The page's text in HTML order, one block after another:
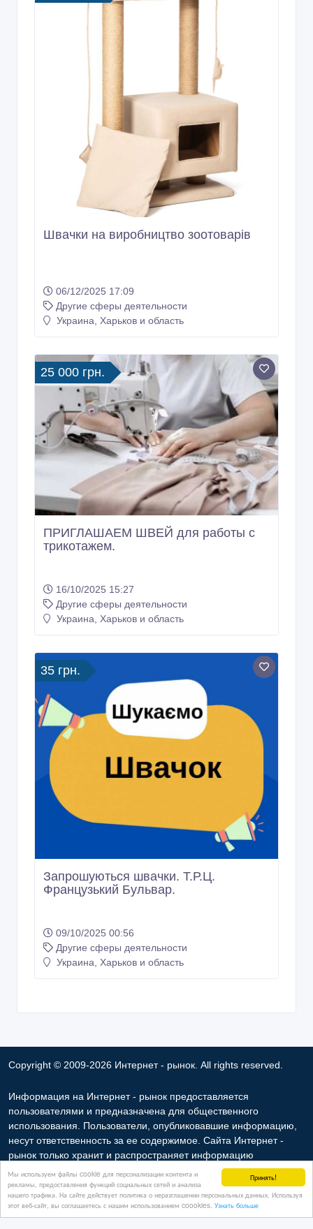
Принять!
Мы используем файлы cookie для персонализации контента и
рекламы, предоставления функций социальных сетей и анализа
нашего трафика. На сайте действует политика о неразглашении персональных данных. Используя
этот веб-сайт, вы соглашаетесь с нашим использованием coookies. Узнать больше
Швачки на виробництво зоотоварів
06/12/2025 17:09
Другие сферы деятельности
Украина, Харьков и область
25 000 грн.
ПРИГЛАШАЕМ ШВЕЙ для работы с
трикотажем.
16/10/2025 15:27
Другие сферы деятельности
Украина, Харьков и область
35 грн.
Запрошуються швачки. Т.Р.Ц.
Французький Бульвар.
09/10/2025 00:56
Другие сферы деятельности
Украина, Харьков и область
Copyright © 2009-2026 Интернет - рынок. All rights reserved.
Информация на Интернет - рынок предоставляется
пользователями и предназначена для общественного
использования. Пользователи, опубликовавшие информацию,
несут ответственность за ее содержимое. Сайта Интернет -
рынок только хранит и распространяет информацию
пользователей и не несет ответственность за ее содержимое.
Мы не продаем и не предоставляем во временное
пользование частную информацию зарегистрированных